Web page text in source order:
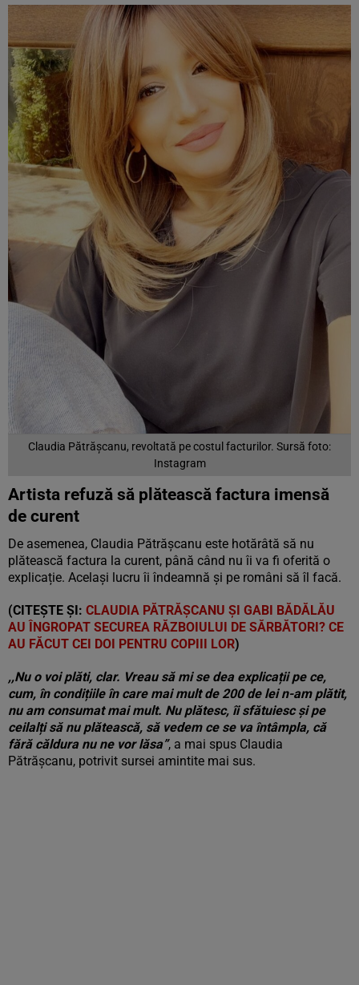
Claudia Pătrășcanu, revoltată pe costul facturilor. Sursă foto:
Instagram
Artista refuză să plătească factura imensă
de curent
De asemenea, Claudia Pătrășcanu este hotărâtă să nu
plătească factura la curent, până când nu îi va fi oferită o
explicație. Același lucru îi îndeamnă și pe români să îl facă.
(CITEȘTE ȘI: CLAUDIA PĂTRĂȘCANU ȘI GABI BĂDĂLĂU
AU ÎNGROPAT SECUREA RĂZBOIULUI DE SĂRBĂTORI? CE
AU FĂCUT CEI DOI PENTRU COPIII LOR)
,,Nu o voi plăti, clar. Vreau să mi se dea explicații pe ce,
cum, în condițiile în care mai mult de 200 de lei n-am plătit,
nu am consumat mai mult. Nu plătesc, îi sfătuiesc și pe
ceilalți să nu plătească, să vedem ce se va întâmpla, că
fără căldura nu ne vor lăsa”, a mai spus Claudia
Pătrășcanu, potrivit sursei amintite mai sus.